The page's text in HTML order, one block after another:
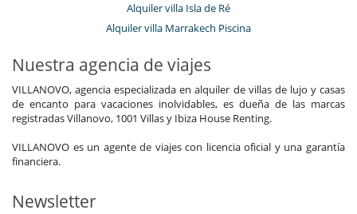
Alquiler villa Isla de Ré
Alquiler villa Marrakech Piscina
Nuestra agencia de viajes
VILLANOVO, agencia especializada en alquiler de villas de lujo y casas
de encanto para vacaciones inolvidables, es dueña de las marcas
registradas Villanovo, 1001 Villas y Ibiza House Renting.
VILLANOVO es un agente de viajes con licencia oficial y una garantía
financiera.
Newsletter